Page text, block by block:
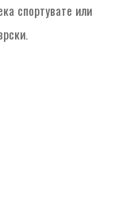
спортувате или